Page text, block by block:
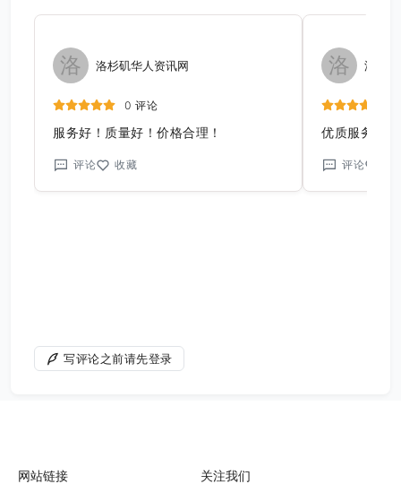
洛 洛杉矶华人资讯网
0 评论
服务好！质量好！价格合理！
评论 收藏
洛 洛杉
优质服务，
评论
写评论之前请先登录
网站链接 关注我们